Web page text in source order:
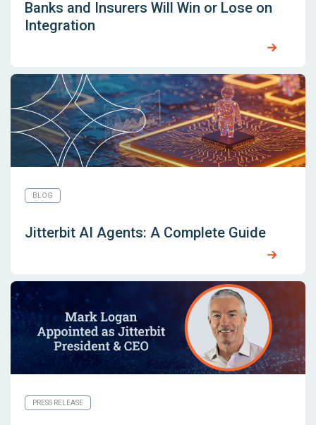
Banks and Insurers Will Win or Lose on
Integration
BLOG
Jitterbit AI Agents: A Complete Guide
PRESS RELEASE